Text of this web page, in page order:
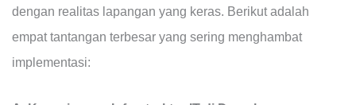
dengan realitas lapangan yang keras. Berikut adalah
empat tantangan terbesar yang sering menghambat
implementasi: